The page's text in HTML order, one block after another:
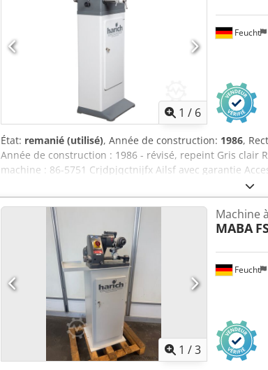
1 / 6
Feucht
État: remanié (utilisé), Année de construction: 1986,
Année de construction : 1986 - révisé, repeint Gris clair
machine : 86-5751 Crjdpjqctnijfx Ailsf avec garantie
poussière intégrée - Meule avec bride - Outil
d'un interrupteur marche/arrêt avec déclencheur à
protection contre le redémarrage par ex. B. en cas de
d'alimentation y compris la production d'une plaque
machine correspond techniquement le statut de
1 /3
Feucht
Machine
MABA